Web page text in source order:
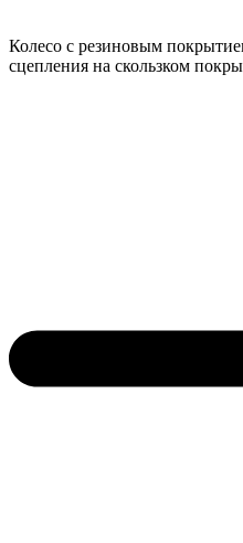
Колесо с резиновым
сцепления на скользком